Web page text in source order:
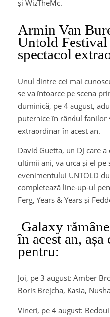
și WizTheMc.
Armin Van
Untold Festival
spectacol
Unul dintre cei mai
se va întoarce pe scena
duminică, pe 4 august,
puternice în rândul fanilor
extraordinar în acest an.
David Guetta, un DJ care
ultimii ani, va urca și el pe
evenimentului UNTOLD
completează line-up-ul
Ferg, Years & Years și
Galaxy
în acest an,
pentru:
Joi, pe 3 august: Amber
Boris Brejcha, Kasia,
Vineri, pe 4 august: